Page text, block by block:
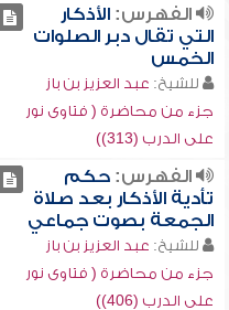
الفهرس:الأذكار
التي تقال دبر الصلوات
الخمس
للشيخ: عبد العزيز بن باز
جزء من محاضرة ( فتاوى نور
على الدرب (313))
الفهرس:حكم
تأدية الأذكار بعد صلاة
الجمعة بصوت جماعي
للشيخ: عبد العزيز بن باز
جزء من محاضرة ( فتاوى نور
على الدرب (406))